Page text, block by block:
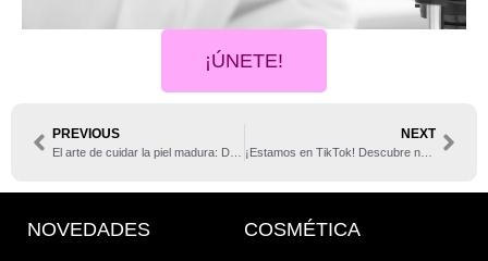
¡ÚNETE!
PREVIOUS NEXT
¡Estamos en TikTok! Descubre nuestra nueva cuenta
NOVEDADES COSMÉTICA